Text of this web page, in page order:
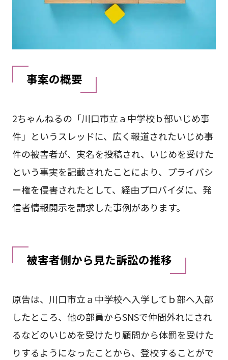
事案の概要
2ちゃんねるの「川口市立ａ中学校ｂ部いじめ事
件」というスレッドに、広く報道されたいじめ事
件の被害者が、実名を投稿され、いじめを受けた
という事実を記載されたことにより、プライバシ
ー権を侵害されたとして、経由プロバイダに、発
信者情報開示を請求した事例があります。
被害者側から見た訴訟の推移
原告は、川口市立ａ中学校へ入学してｂ部へ入部
したところ、他の部員からSNSで仲間外れにされ
るなどのいじめを受けたり顧問から体罰を受けた
りするようになったことから、登校することがで